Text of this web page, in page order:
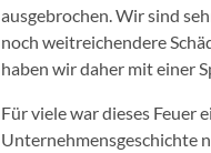
ausgebrochen. Wir sind
noch weitreichendere
haben wir daher mit einer
Für viele war dieses Feuer
Unternehmensgeschichte